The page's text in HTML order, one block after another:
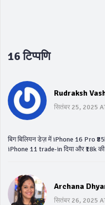
16 टिप्पणि
Rudraksh
सितंबर 25, 2025
बिग बिलियन डेज़ में iPhone 16 Pro
iPhone 11 trade-in दिया और ₹18k
Archana
सितंबर 26, 2025